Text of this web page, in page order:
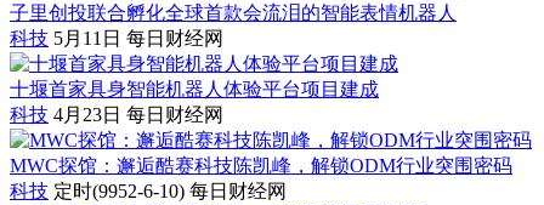
子里创投联合孵化全球首款会流泪的智能表情机器人
科技 5月11日 每日财经网
十堰首家具身智能机器人体验平台项目建成
科技 4月23日 每日财经网
MWC探馆：邂逅酷赛科技陈凯峰，解锁ODM行业突围密码
科技 定时(9952-6-10) 每日财经网